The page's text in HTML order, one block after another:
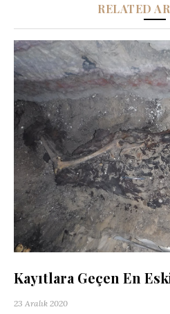
RELATED
Kayıtlara Geçen En
23 Aralık 2020